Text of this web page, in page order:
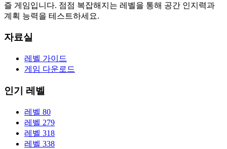
즐 게임입니다. 점점 복잡해지는 레벨을 통해 공간 인지력과
계획 능력을 테스트하세요.
자료실
레벨 가이드
게임 다운로드
인기 레벨
레벨 80
레벨 279
레벨 318
레벨 338